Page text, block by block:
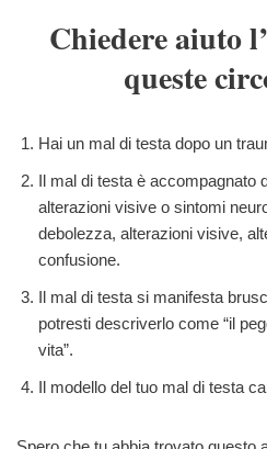
Chiedere aiuto
queste
Hai un mal di testa dopo un
Il mal di testa è accompagnato
alterazioni visive o sintomi
debolezza, alterazioni visive,
confusione.
Il mal di testa si manifesta
potresti descriverlo come “il
vita”.
Il modello del tuo mal di testa